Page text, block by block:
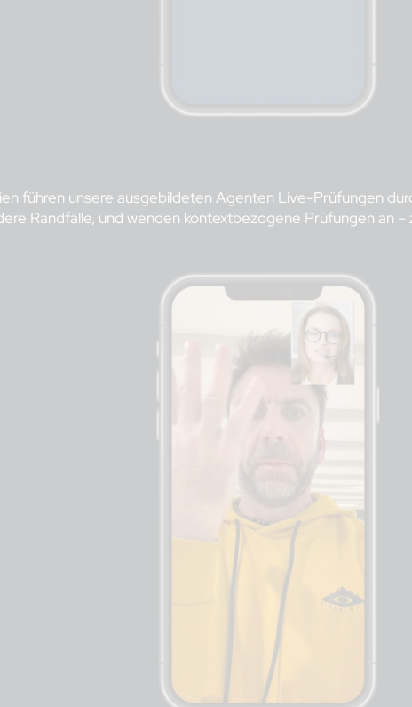
führen unsere ausgebildeten Agenten Live-Prüfungen
Randfälle, und wenden kontextbezogene Prüfungen an –